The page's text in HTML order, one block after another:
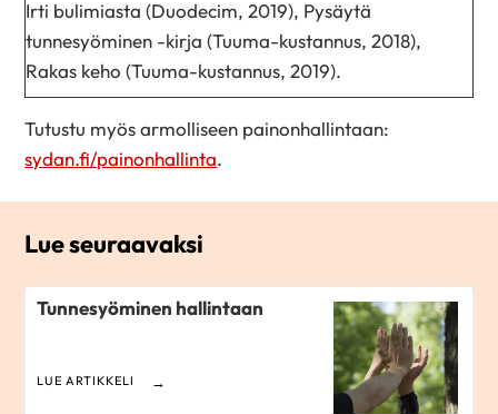
Irti bulimiasta (Duodecim, 2019), Pysäytä
tunnesyöminen -kirja (Tuuma-kustannus, 2018),
Rakas keho (Tuuma-kustannus, 2019).
Tutustu myös armolliseen painonhallintaan:
sydan.fi/painonhallinta.
Lue seuraavaksi
Tunnesyöminen hallintaan
LUE ARTIKKELI